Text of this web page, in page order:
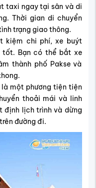
taxi ngay tại sân và di
Thời gian di chuyển
trạng giao thông.
kiệm chi phí, xe buýt
tốt. Bạn có thể bắt xe
thành phố Pakse và
là một phương tiện tiện
thoải mái và linh
định lịch trình và dừng
đường đi.